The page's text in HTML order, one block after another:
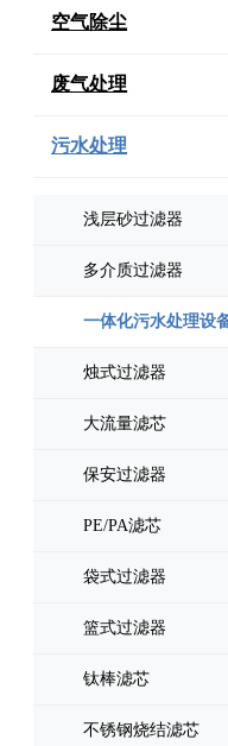
空气除尘
废气处理
污水处理
浅层砂过滤器
多介质过滤器
一体化污水处理设
烛式过滤器
大流量滤芯
保安过滤器
PE/PA滤芯
袋式过滤器
篮式过滤器
钛棒滤芯
不锈钢烧结滤芯